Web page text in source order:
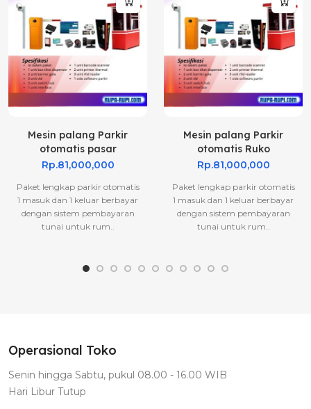
Mesin palang Parkir
otomatis pasar
Rp.81,000,000
Paket lengkap parkir otomatis
1 masuk dan 1 keluar berbayar
dengan sistem pembayaran
tunai untuk rum..
Mesin palang Parkir
otomatis Ruko
Rp.81,000,000
Paket lengkap parkir otomatis
1 masuk dan 1 keluar berbayar
dengan sistem pembayaran
tunai untuk rum..
Operasional Toko
Senin hingga Sabtu, pukul 08.00 - 16.00 WIB
Hari Libur Tutup